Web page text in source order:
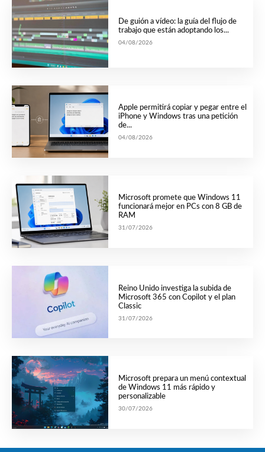
De guión a vídeo: la guía del flujo de
trabajo que están adoptando los...
04/08/2026
Apple permitirá copiar y pegar entre el
iPhone y Windows tras una petición
de...
04/08/2026
Microsoft promete que Windows 11
funcionará mejor en PCs con 8 GB de
RAM
31/07/2026
Reino Unido investiga la subida de
Microsoft 365 con Copilot y el plan
Classic
31/07/2026
Microsoft prepara un menú contextual
de Windows 11 más rápido y
personalizable
30/07/2026